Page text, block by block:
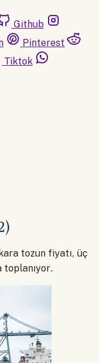
Github
Pinterest
Tiktok
tozun fiyatı, üç
toplanıyor.